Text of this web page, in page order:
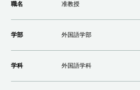
職名 准教授
学部 外国語学部
学科 外国語学科